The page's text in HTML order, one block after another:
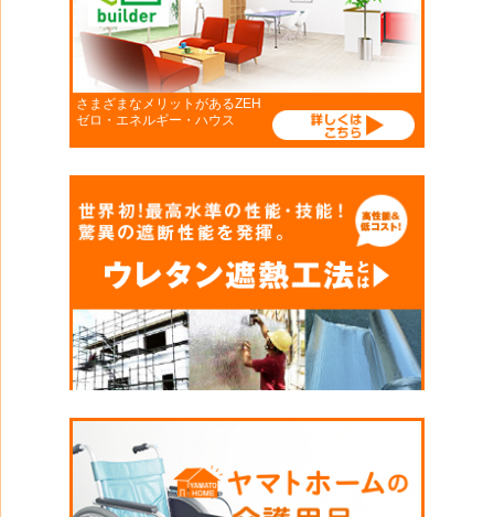
さまざまなメリットがあるZEH
ゼロ・エネルギー・ハウス